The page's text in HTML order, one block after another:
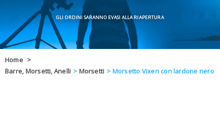
LEARN & FUN
MARCHI
OFFERTE
Home >
Barre, Morsetti, Anelli > Morsetti > Morsetto Vixen con lardone nero